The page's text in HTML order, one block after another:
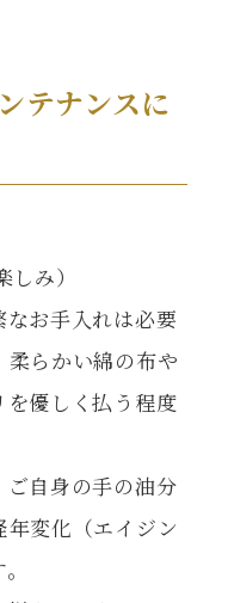
テナンスに
み）
お手入れは必要
柔らかい綿の布や
優しく払う程度
自身の手の油分
変化（エイジン